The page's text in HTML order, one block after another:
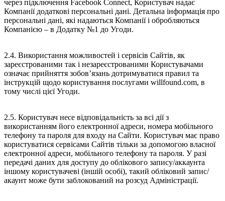
через підключення Facebook Connect, Користувач надає
Компанії додаткові персональні дані. Детальна інформація про
персональні дані, які надаються Компанії і обробляються
Компанією – в Додатку №1 до Угоди.
2.4. Використання можливостей і сервісів Сайтів, як
зареєстрованими так і незареєстрованими Користувачами
означає прийняття зобов’язань дотримуватися правил та
інструкцій щодо користування послугами willfound.com, в
тому числі цієї Угоди.
2.5. Користувач несе відповідальність за всі дії з
використанням його електронної адреси, номера мобільного
телефону та пароля для входу на Сайти. Користувач має право
користуватися сервісами Сайтів тільки за допомогою власної
електронної адреси, мобільного телефону та пароля. У разі
передачі даних для доступу до облікового запису/аккаунта
іншому користувачеві (іншій особі), такий обліковий запис/
акаунт може бути заблокований на розсуд Адміністрації.